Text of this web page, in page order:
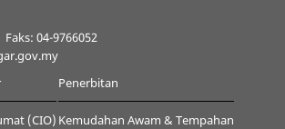
04-9766052
(CIO)
Penerbitan
Kemudahan Awam & Tempahan